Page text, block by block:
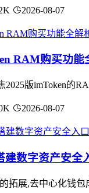
2026-08-07
RAM购买功能
版imToken的
2026-08-07
建数字资产安全
拓展,去中心化钱